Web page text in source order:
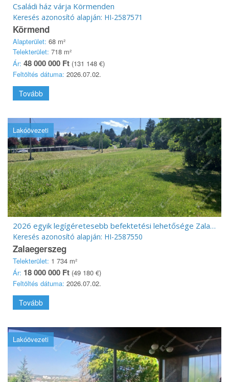
Családi ház várja Körmenden
Keresés azonosító alapján: HI-2587571
Körmend
Alapterület: 68 m²
Telekterület: 718 m²
Ár: 48 000 000 Ft (131 148 €)
Feltöltés dátuma: 2026.07.02.
Tovább
Lakóövezeti
2026 egyik legígéretesebb befektetési lehetősége Zalaegerszegen!
Keresés azonosító alapján: HI-2587550
Zalaegerszeg
Telekterület: 1 734 m²
Ár: 18 000 000 Ft (49 180 €)
Feltöltés dátuma: 2026.07.02.
Tovább
Lakóövezeti